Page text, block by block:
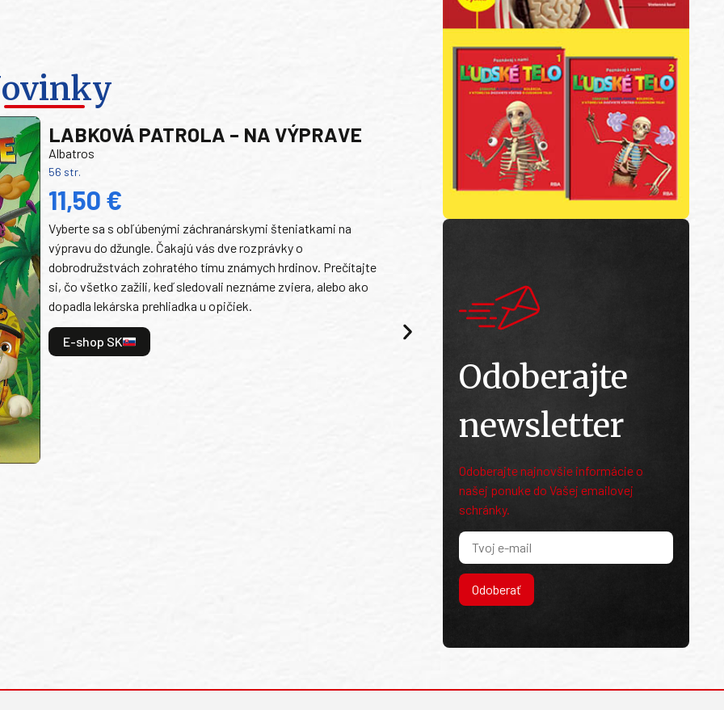
LABKOVÁ PATROLA – NA VÝPRAVE
Albatros
56 str.
11,50 €
Vyberte sa s obľúbenými záchranárskymi šteniatkami na
výpravu do džungle. Čakajú vás dve rozprávky o
dobrodružstvách zohratého tímu známych hrdinov. Prečítajte
si, čo všetko zažili, keď sledovali neznáme zviera, alebo ako
dopadla lekárska prehliadka u opičiek.
E-shop SK
Odoberajte
newsletter
Odoberajte najnovšie informácie o
našej ponuke do Vašej emailovej
schránky.
Odoberať